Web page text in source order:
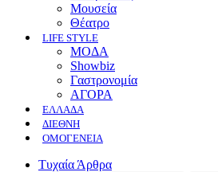
Mουσεία
Θέατρο
LIFE STYLE
ΜΟΔΑ
Showbiz
Γαστρονομία
ΑΓΟΡΑ
ΕΛΛΆΔΑ
ΔΙΕΘΝΉ
ΟΜΟΓΈΝΕΙΑ
Τυχαία Άρθρα